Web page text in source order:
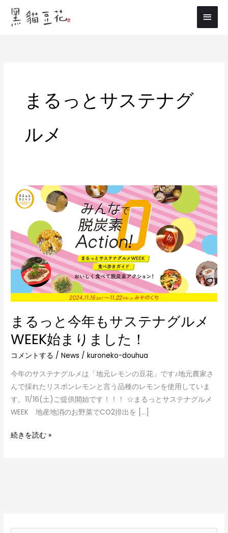
メ
イ
まるっとサステナグ
ルメ
まるっと今年もサステナグルメ
WEEK始まりました！
コメントする /News /kuroneko-douhua
今年のサステナグルメは「地元レモンの豆花」です♪地元農家さ
んで採れたリスボンレモンと言う品種のレモンを使用していま
す。11/16(土)ご提供開始です！！！ ☆まるっとサステナグルメ
WEEK 地産地消のお野菜でCO2排出を […]
ま
る
と
今
年
も
ス
ナ
グ
ル
メ
WEEK
始
ま
り
し
続きを読む »